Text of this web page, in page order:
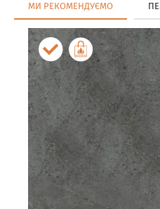
МИ РЕКОМЕНДУЄМО